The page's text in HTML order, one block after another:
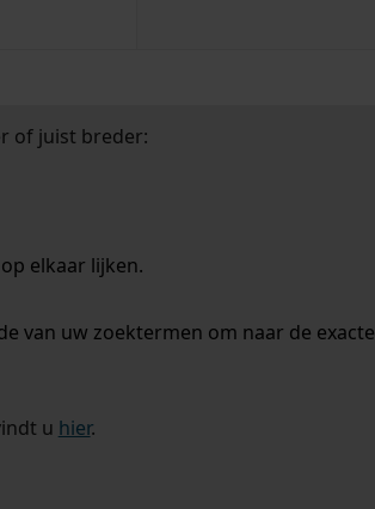
of juist breder:
elkaar lijken.
van uw zoektermen om naar de exacte
u hier.